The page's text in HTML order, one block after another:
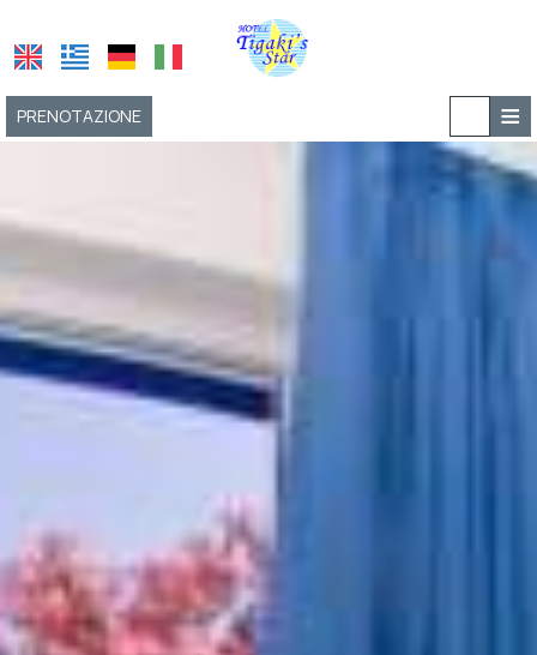
≡
PRENOTAZIONE
SOGGIORNO
SERVIZI
FOTO GALLERY
CONTATTI